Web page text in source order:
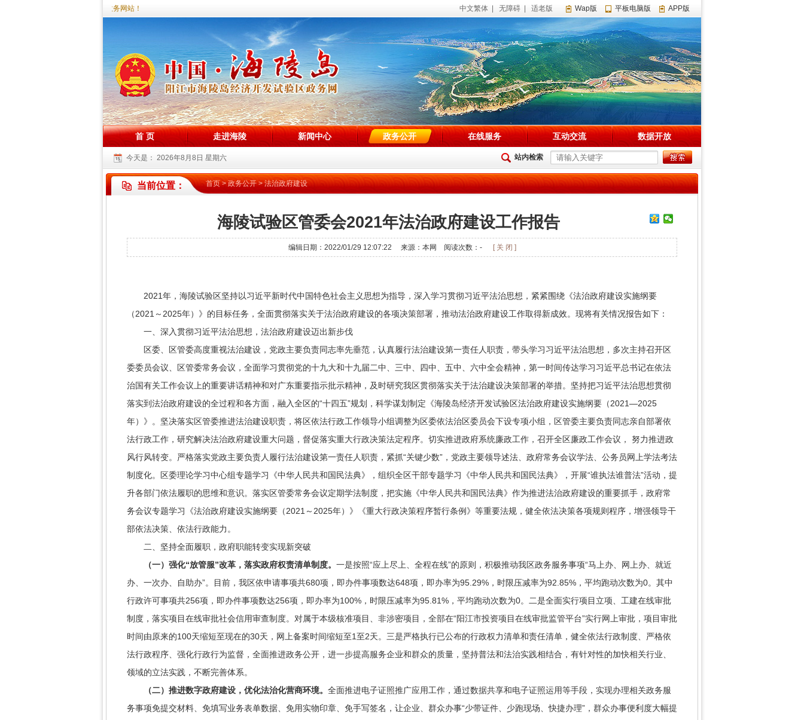
您好，欢迎访问海陵试验区政务网站！ 中文繁体 无障碍 适老版 Wap版 平板电脑版 APP版
首 页 走进海陵 新闻中心 政务公开 在线服务 互动交流 数据开放
今天是： 2026年8月8日 星期六 站内检索
当前位置： 首页>政务公开>法治政府建设
海陵试验区管委会2021年法治政府建设工作报告
编辑日期：2022/01/29 12:07:22 来源：本网 阅读次数： - [ 关 闭 ]
2021年，海陵试验区坚持以习近平新时代中国特色社会主义思想为指导，深入学习贯彻习近平法治思想，紧紧围绕《法治政府建设实施纲要
（2021～2025年）》的目标任务，全面贯彻落实关于法治政府建设的各项决策部署，推动法治政府建设工作取得新成效。现将有关情况报告如下：
一、深入贯彻习近平法治思想，法治政府建设迈出新步伐
区委、区管委高度重视法治建设，党政主要负责同志率先垂范，认真履行法治建设第一责任人职责，带头学习习近平法治思想，多次主持召开区
委委员会议、区管委常务会议，全面学习贯彻党的十九大和十九届二中、三中、四中、五中、六中全会精神，第一时间传达学习习近平总书记在依法
治国有关工作会议上的重要讲话精神和对广东重要指示批示精神，及时研究我区贯彻落实关于法治建设决策部署的举措。坚持把习近平法治思想贯彻
落实到法治政府建设的全过程和各方面，融入全区的“十四五”规划，科学谋划制定《海陵岛经济开发试验区法治政府建设实施纲要（2021—2025
年）》。坚决落实区管委推进法治建设职责，将区依法行政工作领导小组调整为区委依法治区委员会下设专项小组，区管委主要负责同志亲自部署依
法行政工作，研究解决法治政府建设重大问题，督促落实重大行政决策法定程序。切实推进政府系统廉政工作，召开全区廉政工作会议， 努力推进政
风行风转变。严格落实党政主要负责人履行法治建设第一责任人职责，紧抓“关键少数”，党政主要领导述法、政府常务会议学法、公务员网上学法考法
制度化。区委理论学习中心组专题学习《中华人民共和国民法典》，组织全区干部专题学习《中华人民共和国民法典》，开展“谁执法谁普法”活动，提
升各部门依法履职的思维和意识。落实区管委常务会议定期学法制度，把实施《中华人民共和国民法典》作为推进法治政府建设的重要抓手，政府常
务会议专题学习《法治政府建设实施纲要（2021～2025年）》《重大行政决策程序暂行条例》等重要法规，健全依法决策各项规则程序，增强领导干
部依法决策、依法行政能力。
二、坚持全面履职，政府职能转变实现新突破
（一）强化“放管服”改革，落实政府权责清单制度。 一是按照“应上尽上、全程在线”的原则，积极推动我区政务服务事项“马上办、网上办、就近
办、一次办、自助办”。目前，我区依申请事项共680项，即办件事项数达648项，即办率为95.29%，时限压减率为92.85%，平均跑动次数为0。其中
行政许可事项共256项，即办件事项数达256项，即办率为100%，时限压减率为95.81%，平均跑动次数为0。二是全面实行项目立项、工建在线审批
制度，落实项目在线审批社会信用审查制度。对属于本级核准项目、非涉密项目，全部在“阳江市投资项目在线审批监管平台”实行网上审批，项目审批
时间由原来的100天缩短至现在的30天，网上备案时间缩短至1至2天。三是严格执行已公布的行政权力清单和责任清单，健全依法行政制度、严格依
法行政程序、强化行政行为监督，全面推进政务公开，进一步提高服务企业和群众的质量，坚持普法和法治实践相结合，有针对性的加快相关行业、
领域的立法实践，不断完善体系。
（二）推进数字政府建设，优化法治化营商环境。 全面推进电子证照推广应用工作，通过数据共享和电子证照运用等手段，实现办理相关政务服
务事项免提交材料、免填写业务表单数据、免用实物印章、免手写签名，让企业、群众办事“少带证件、少跑现场、快捷办理”，群众办事便利度大幅提